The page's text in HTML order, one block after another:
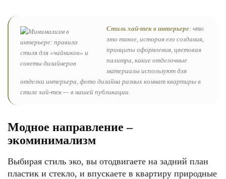
Стиль хай-тек в интерьере: что
это такое, история его создания,
принципы оформления, цветовая
палитра, какие отделочные
материалы используют для
отделки интерьера, фото дизайна разных комнат квартиры в
стиле хай-тек — в нашей публикации.
Модное направление –
экоминимализм
Выбирая стиль эко, вы отодвигаете на задний план
пластик и стекло, и впускаете в квартиру природные